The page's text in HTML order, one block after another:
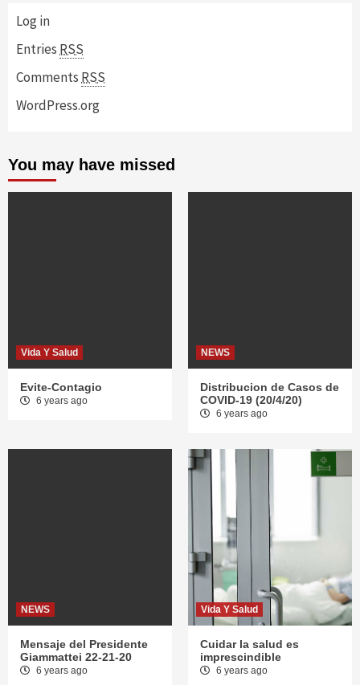
Log in
Entries RSS
Comments RSS
WordPress.org
You may have missed
Vida Y Salud
Evite-Contagio
6 years ago
NEWS
Distribucion de Casos de
COVID-19 (20/4/20)
6 years ago
NEWS
Mensaje del Presidente
Giammattei 22-21-20
6 years ago
Vida Y Salud
Cuidar la salud es
imprescindible
6 years ago